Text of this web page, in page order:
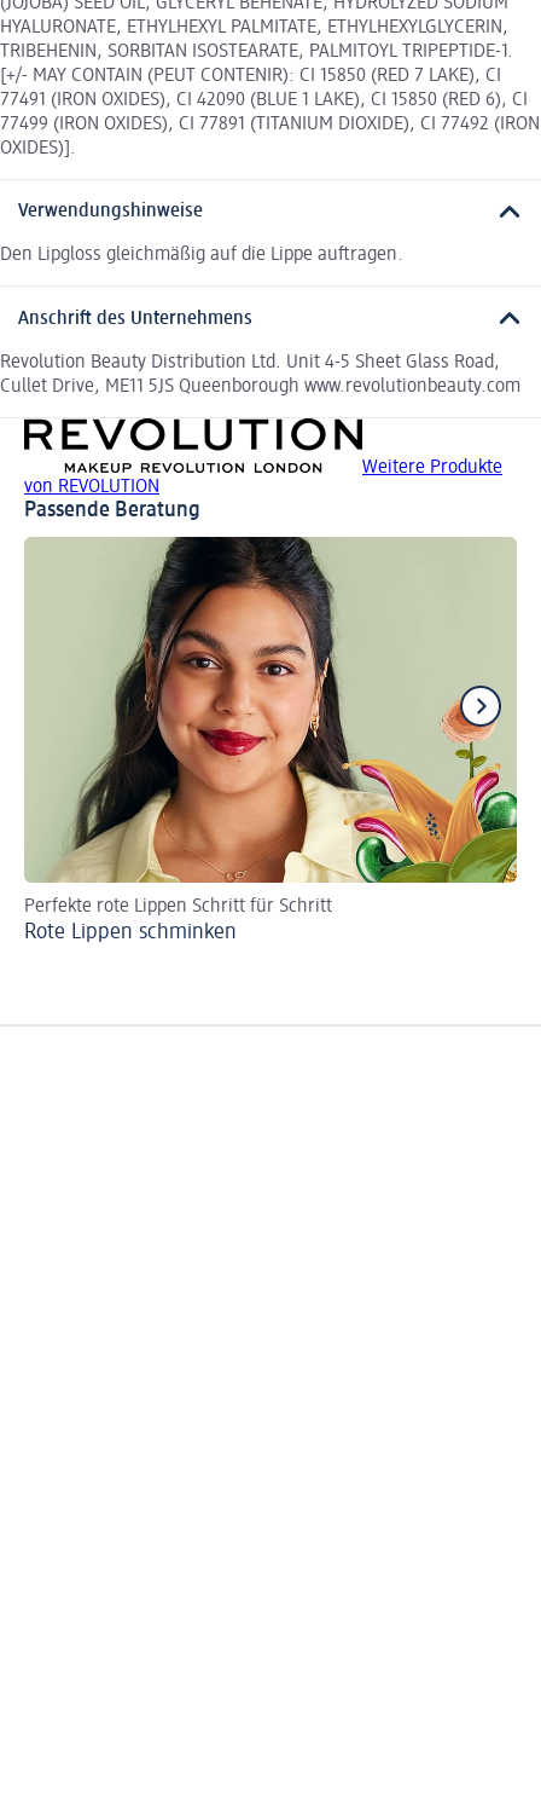
HYALURONATE, ETHYLHEXYL PALMITATE, ETHYLHEXYLGLYCERIN,
TRIBEHENIN, SORBITAN ISOSTEARATE, PALMITOYL TRIPEPTIDE-1.
[+/- MAY CONTAIN (PEUT CONTENIR): CI 15850 (RED 7 LAKE), CI
77491 (IRON OXIDES), CI 42090 (BLUE 1 LAKE), CI 15850 (RED 6), CI
77499 (IRON OXIDES), CI 77891 (TITANIUM DIOXIDE), CI 77492 (IRON
OXIDES)].
Verwendungshinweise
Den Lipgloss gleichmäßig auf die Lippe auftragen.
Anschrift des Unternehmens
Revolution Beauty Distribution Ltd. Unit 4-5 Sheet Glass Road,
Cullet Drive, ME11 5JS Queenborough www.revolutionbeauty.com
Weitere Produkte
von REVOLUTION
Passende Beratung
Perfekte rote Lippen Schritt für Schritt
Rote Lippen schminken